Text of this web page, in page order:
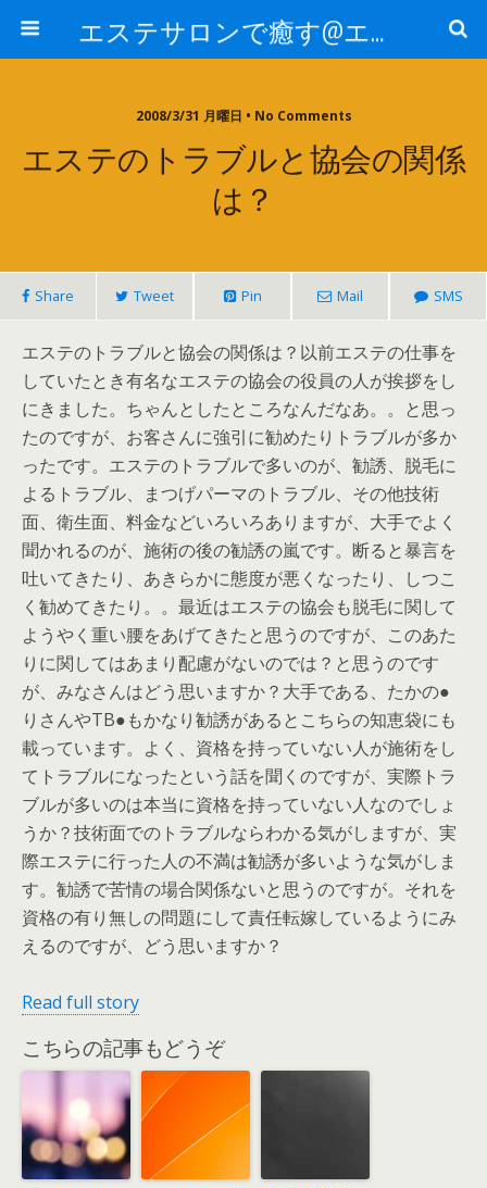
エステサロンで癒す@エステ～全国エステ情報
2008/3/31 月曜日 • No Comments
エステのトラブルと協会の関係
は？
Share Tweet Pin Mail SMS
エステのトラブルと協会の関係は？以前エステの仕事を
していたとき有名なエステの協会の役員の人が挨拶をし
にきました。ちゃんとしたところなんだなあ。。と思っ
たのですが、お客さんに強引に勧めたりトラブルが多か
ったです。エステのトラブルで多いのが、勧誘、脱毛に
よるトラブル、まつげパーマのトラブル、その他技術
面、衛生面、料金などいろいろありますが、大手でよく
聞かれるのが、施術の後の勧誘の嵐です。断ると暴言を
吐いてきたり、あきらかに態度が悪くなったり、しつこ
く勧めてきたり。。最近はエステの協会も脱毛に関して
ようやく重い腰をあげてきたと思うのですが、このあた
りに関してはあまり配慮がないのでは？と思うのです
が、みなさんはどう思いますか？大手である、たかの●
りさんやTB●もかなり勧誘があるとこちらの知恵袋にも
載っています。よく、資格を持っていない人が施術をし
てトラブルになったという話を聞くのですが、実際トラ
ブルが多いのは本当に資格を持っていない人なのでしょ
うか？技術面でのトラブルならわかる気がしますが、実
際エステに行った人の不満は勧誘が多いような気がしま
す。勧誘で苦情の場合関係ないと思うのですが。それを
資格の有り無しの問題にして責任転嫁しているようにみ
えるのですが、どう思いますか？
Read full story
こちらの記事もどうぞ